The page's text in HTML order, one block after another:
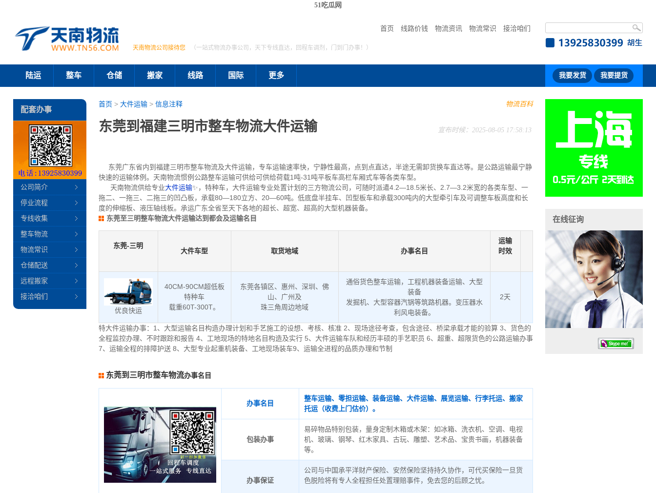
51吃瓜网
首页 线路价钱 物流资讯 物流常识 接洽咱们
天南物流公司接待您 （一站式物流办事公司，天下专线直达，回程车调剂，门到门办事！）
陆运 整车 仓储 搬家 线路 国际 更多 我要发货 我要提货
物流百科
首页 > 大件运输> 信息注释
东莞到福建三明市整车物流大件运输 宣布时候：2025-08-05 17:58:13
东莞广东省内到福建三明市整车物流及大件运输，专车运输速率快，宁静性最高，点到点直达，半途无需卸货换车直达等。是公路运输最宁静
快速的运输体例。天南物流惯例公路整车运输可供给可供给荷载1吨-31吨平板车高栏车厢式车等各类车型。
天南物流供给专业大件运输✨，特种车，大件运输专业处置计划的三方物流公司，可随时派遣4.2—18.5米长、2.7—3.2米宽的各类车型、一
拖二、一拖三、二拖三的凹凸板，承载80—180立方、20—60吨。低底盘半挂车、凹型板车和承载300吨内的大型牵引车及可调整车板高度和长
度的伸缩板、液压轴线板。承运广东全省至天下各地的超长、超宽、超高的大型机器装备。
东莞至三明整车物流大件运输达到都会及运输名目
东莞-三明
大件车型 取货地域 办事名目
运输
时效
优良快运
40CM-90CM超低板
特种车
载重60T-300T。
东莞各镇区、惠州、深圳、佛
山、广州及
珠三角周边地域
通俗货色整车运输，工程机器装备运输、大型
装备
发掘机、大型容器汽锅等筑路机器。变压器水
利风电装备。
2天
特大件运输办事：1、大型运输名目构造办理计划和手艺施工的设想、考核、核准 2、现场途径考查，包含途径、桥梁承载才能的验算 3、货色的
全程监控办理、不时跟踪和报告 4、工地现场的特地名目构造及实行 5、大件运输车队和经历丰硕的手艺职员 6、超重、超限货色的公路运输办事
7、运输全程的排障护送 8、大型专业起重机装备、工地现场装车9、运输全进程的品质办理和节制
东莞到三明市整车物流办事名目
办事名目
整车运输、零担运输、装备运输、大件运输、展览运输、行李托运、搬家
托运（收费上门估价）。
包装办事
易碎物品特别包装，量身定制木箱或木架：如冰箱、洗衣机、空调、电视
机、玻璃、钢琴、红木家具、古玩、雕塑、艺术品、宝贵书画，机器装备
等。
办事保证
公司与中国承平洋财产保险、安然保险坚持持久协作，可代买保险一旦货
色脱险将有专人全程担任处置理赔事件，免去您的后顾之忧。
配套办事
公司简介
停业流程
专线收集
整车物流
物流常识
仓储配送
远程搬家
接洽咱们
在线征询